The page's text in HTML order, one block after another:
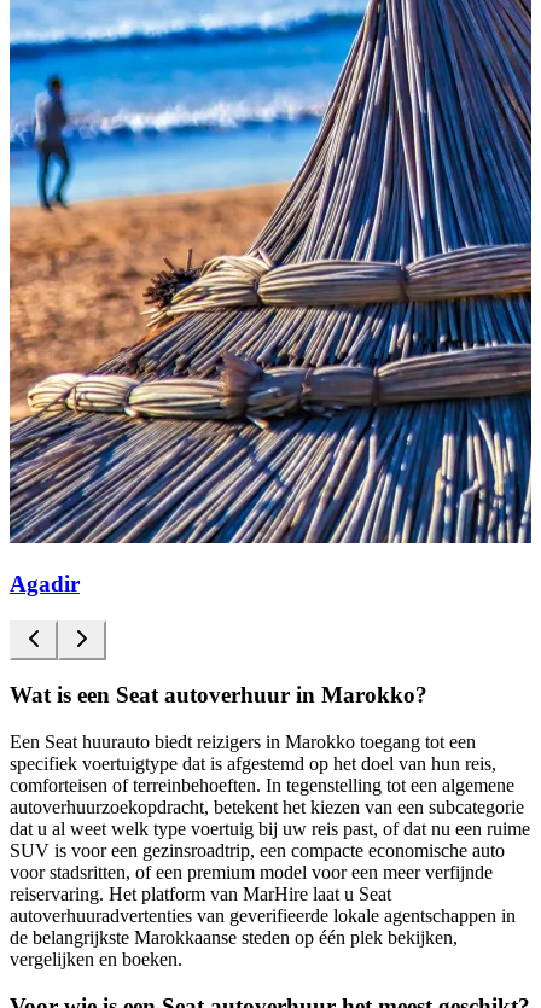
Agadir
Wat is een Seat autoverhuur in Marokko?
Een Seat huurauto biedt reizigers in Marokko toegang tot een
specifiek voertuigtype dat is afgestemd op het doel van hun reis,
comforteisen of terreinbehoeften. In tegenstelling tot een algemene
autoverhuurzoekopdracht, betekent het kiezen van een subcategorie
dat u al weet welk type voertuig bij uw reis past, of dat nu een ruime
SUV is voor een gezinsroadtrip, een compacte economische auto
voor stadsritten, of een premium model voor een meer verfijnde
reiservaring. Het platform van MarHire laat u Seat
autoverhuuradvertenties van geverifieerde lokale agentschappen in
de belangrijkste Marokkaanse steden op één plek bekijken,
vergelijken en boeken.